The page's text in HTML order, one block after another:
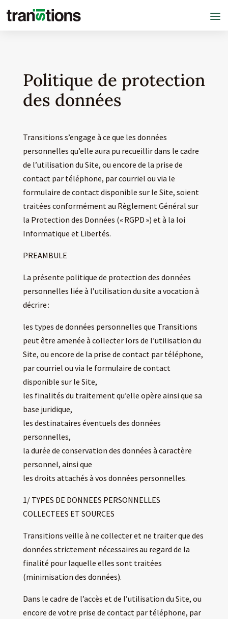
Politique de protection
des données
Transitions s’engage à ce que les données
personnelles qu’elle aura pu recueillir dans le cadre
de l’utilisation du Site, ou encore de la prise de
contact par téléphone, par courriel ou via le
formulaire de contact disponible sur le Site, soient
traitées conformément au Règlement Général sur
la Protection des Données (« RGPD ») et à la loi
Informatique et Libertés.
PREAMBULE
La présente politique de protection des données
personnelles liée à l’utilisation du site a vocation à
décrire :
les types de données personnelles que Transitions
peut être amenée à collecter lors de l’utilisation du
Site, ou encore de la prise de contact par téléphone,
par courriel ou via le formulaire de contact
disponible sur le Site,
les finalités du traitement qu’elle opère ainsi que sa
base juridique,
les destinataires éventuels des données
personnelles,
la durée de conservation des données à caractère
personnel, ainsi que
les droits attachés à vos données personnelles.
1/ TYPES DE DONNEES PERSONNELLES
COLLECTEES ET SOURCES
Transitions veille à ne collecter et ne traiter que des
données strictement nécessaires au regard de la
finalité pour laquelle elles sont traitées
(minimisation des données).
Dans le cadre de l’accès et de l’utilisation du Site, ou
encore de votre prise de contact par téléphone, par